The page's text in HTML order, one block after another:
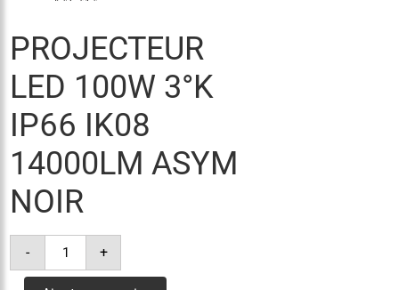
PROJECTEUR
LED 100W 3°K
IP66 IK08
14000LM ASYM
NOIR
-
quantité
projecteur
+